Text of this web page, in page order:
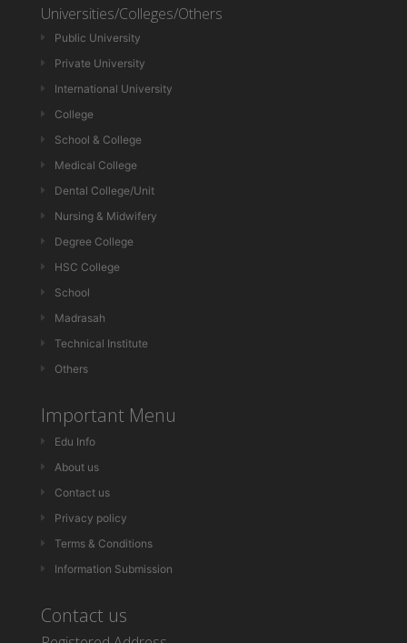
Universities/Colleges/Others
Public University
Private University
International University
College
School & College
Medical College
Dental College/Unit
Nursing & Midwifery
Degree College
HSC College
School
Madrasah
Technical Institute
Others
Important Menu
Edu Info
About us
Contact us
Privacy policy
Terms & Conditions
Information Submission
Contact us